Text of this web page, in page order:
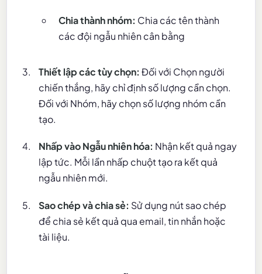
Chia thành nhóm: Chia các tên thành
các đội ngẫu nhiên cân bằng
Thiết lập các tùy chọn: Đối với Chọn người
chiến thắng, hãy chỉ định số lượng cần chọn.
Đối với Nhóm, hãy chọn số lượng nhóm cần
tạo.
Nhấp vào Ngẫu nhiên hóa: Nhận kết quả ngay
lập tức. Mỗi lần nhấp chuột tạo ra kết quả
ngẫu nhiên mới.
Sao chép và chia sẻ: Sử dụng nút sao chép
để chia sẻ kết quả qua email, tin nhắn hoặc
tài liệu.